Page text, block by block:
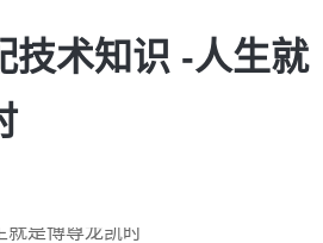
技术知识 -人生就
就是博尊龙凯时